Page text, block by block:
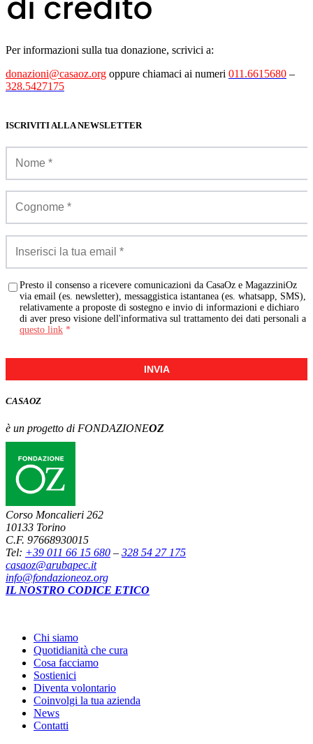
Per informazioni sulla tua donazione, scrivici a:
donazioni@casaoz.org oppure chiamaci ai numeri 011.6615680 –
328.5427175
ISCRIVITI ALLA NEWSLETTER
Presto il consenso a ricevere comunicazioni da CasaOz e MagazziniOz
via email (es. newsletter), messaggistica istantanea (es. whatsapp, SMS),
relativamente a proposte di sostegno e invio di informazioni e dichiaro
di aver preso visione dell'informativa sul trattamento dei dati personali a
questo link *
INVIA
CASAOZ
è un progetto di FONDAZIONEOZ
Corso Moncalieri 262
10133 Torino
C.F. 97668930015
Tel: +39 011 66 15 680 – 328 54 27 175
casaoz@arubapec.it
info@fondazioneoz.org
IL NOSTRO CODICE ETICO
Chi siamo
Quotidianità che cura
Cosa facciamo
Sostienici
Diventa volontario
Coinvolgi la tua azienda
News
Contatti